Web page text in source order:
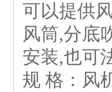
可以提供
风筒,分底
安装,也可
规 格：风